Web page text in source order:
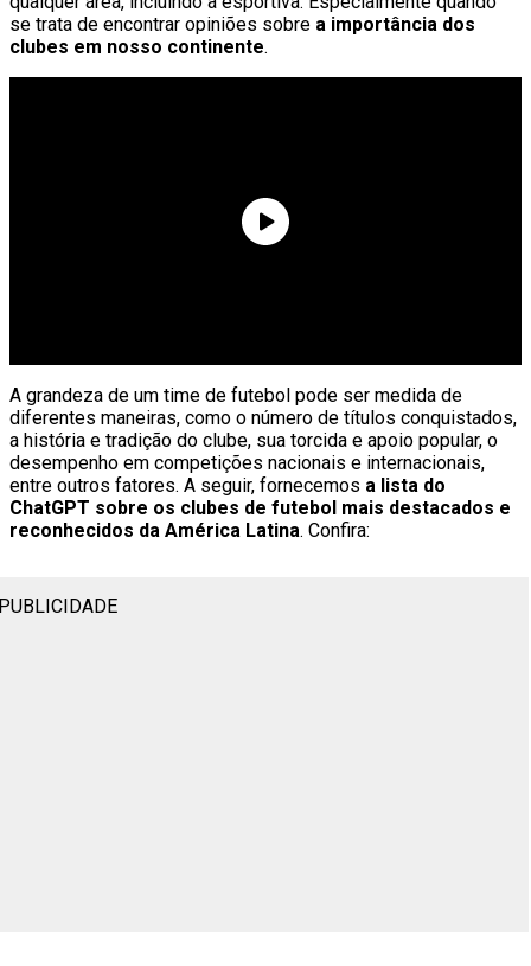
se trata de encontrar opiniões sobre a importância dos
clubes em nosso continente.
A grandeza de um time de futebol pode ser medida de
diferentes maneiras, como o número de títulos conquistados,
a história e tradição do clube, sua torcida e apoio popular, o
desempenho em competições nacionais e internacionais,
entre outros fatores. A seguir, fornecemos a lista do
ChatGPT sobre os clubes de futebol mais destacados e
reconhecidos da América Latina. Confira: